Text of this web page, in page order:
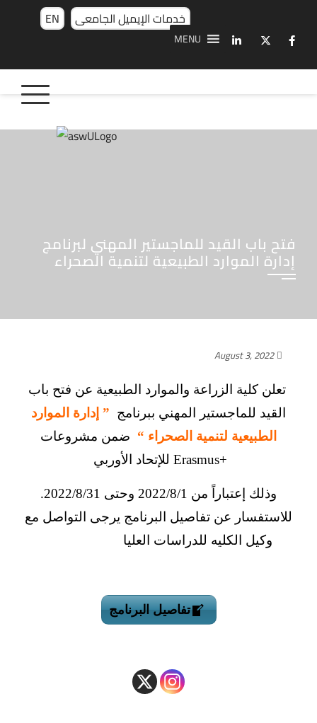
EN خدمات الإيميل الجامعى
MENU
فتح باب القيد للماجستير المهني لبرنامج
إدارة الموارد الطبيعية لتنمية الصحراء
August 3, 2022
تعلن كلية الزراعة والموارد الطبيعية عن فتح باب
القيد للماجستير المهني ببرنامج ” إدارة الموارد
الطبيعية لتنمية الصحراء “ ضمن مشروعات
+Erasmus للإتحاد الأوربي
وذلك إعتباراً من 2022/8/1 وحتى 2022/8/31.
للاستفسار عن تفاصيل البرنامج يرجى التواصل مع
وكيل الكليه للدراسات العليا
تفاصيل البرنامج